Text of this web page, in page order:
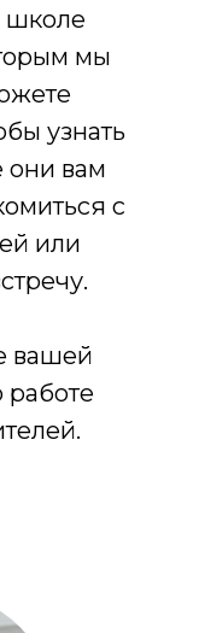
школе
мы
узнать
они вам
с
или
вашей
работе